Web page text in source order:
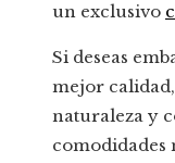
un exclusivo
Si deseas
mejor
naturaleza y
comodidades